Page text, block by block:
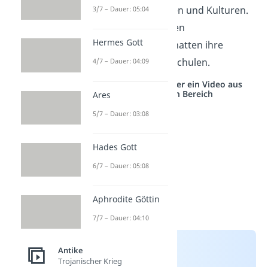
behielten ihre Sprachen und Kulturen.
Sie lebten oft in eigenen
Gemeinschaften und hatten ihre
eigenen Kirchen und Schulen.
Studyflix vernetzt: Hier ein Video aus
einem anderen Bereich
3/7 – Dauer: 05:04
Hermes Gott
4/7 – Dauer: 04:09
Ares
5/7 – Dauer: 03:08
Hades Gott
6/7 – Dauer: 05:08
Aphrodite Göttin
7/7 – Dauer: 04:10
Antike
Trojanischer Krieg